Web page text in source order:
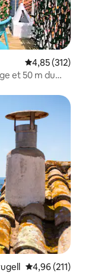
Évaluation
4,85 (312)
et 50 m du
Évaluation
4,96 (211)